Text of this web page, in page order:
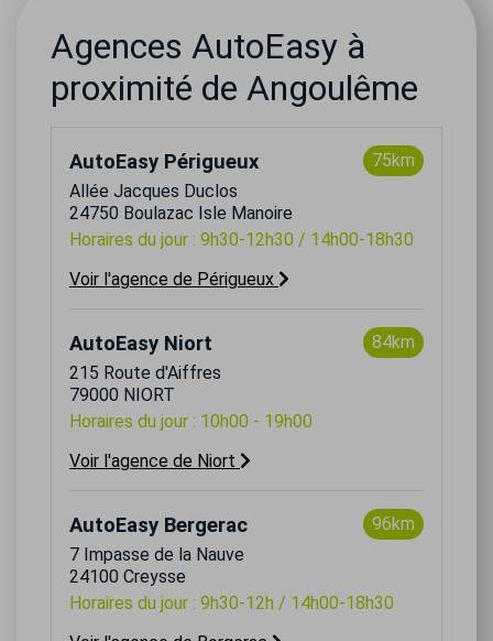
Agences AutoEasy à
proximité de Angoulême
AutoEasy Périgueux
75km
Allée Jacques Duclos
24750 Boulazac Isle Manoire
Horaires du jour : 9h30-12h30 / 14h00-18h30
Voir l'agence de Périgueux
AutoEasy Niort
84km
215 Route d'Aiffres
79000 NIORT
Horaires du jour : 10h00 - 19h00
Voir l'agence de Niort
AutoEasy Bergerac
96km
7 Impasse de la Nauve
24100 Creysse
Horaires du jour : 9h30-12h / 14h00-18h30